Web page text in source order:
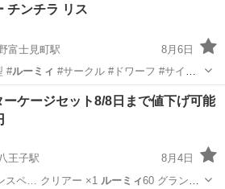
チンチラ リス
富士見町駅
8月6日
#ルーミィ #サークル #ドワーフ #サイレ
士見町駅 その他 小動物
ーケージセット8/8日まで値下げ可能
王子駅
8月4日
スペ… クリアー ×1 ルーミィ60 グランス